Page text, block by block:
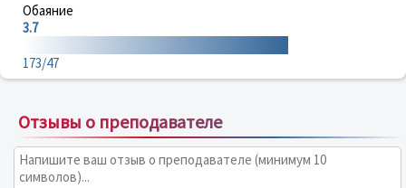
Обаяние
3.7
173/47
Отзывы о преподавателе